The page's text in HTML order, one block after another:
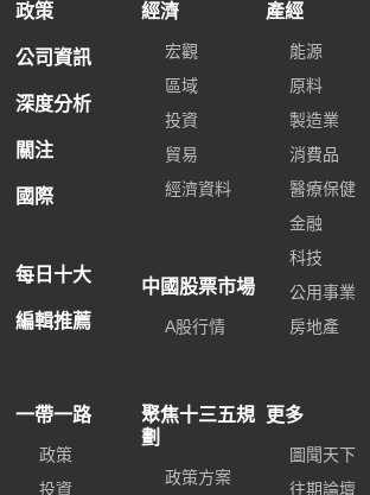
政策
公司資訊
深度分析
關注
國際
每日十大
編輯推薦
經濟
宏觀
區域
投資
貿易
經濟資料
中國股票市場
A股行情
產經
能源
原料
製造業
消費品
醫療保健
金融
科技
公用事業
房地產
一帶一路
政策
投資
聚焦十三五規
劃
政策方案
更多
圖聞天下
往期論壇